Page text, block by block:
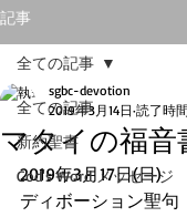
記事
全ての記事
新約聖書
God's Word メッセージ
全ての記事
マタイの福音
sgbc-devotion
2019年3月14日 読了時
2019年3月17日(日)
ディボーション聖句